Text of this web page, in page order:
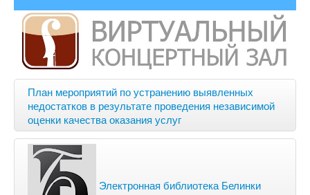
План мероприятий по устранению выявленных
недостатков в результате проведения независимой
оценки качества оказания услуг
Электронная библиотека Белинки